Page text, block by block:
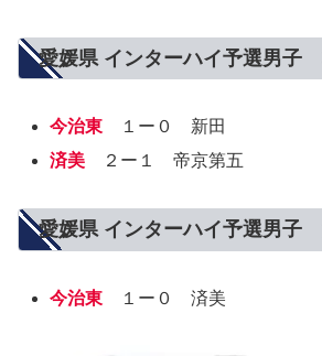
愛媛県 インターハイ予選男子
今治東 １ー０ 新田
済美 ２ー１ 帝京第五
愛媛県 インターハイ予選男子
今治東 １ー０ 済美